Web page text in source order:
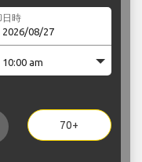
日時
70+